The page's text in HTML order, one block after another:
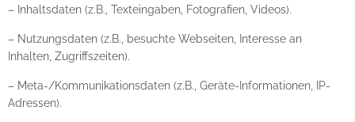
– Inhaltsdaten (z.B., Texteingaben, Fotografien, Videos).
– Nutzungsdaten (z.B., besuchte Webseiten, Interesse an
Inhalten, Zugriffszeiten).
– Meta-/Kommunikationsdaten (z.B., Geräte-Informationen, IP-
Adressen).